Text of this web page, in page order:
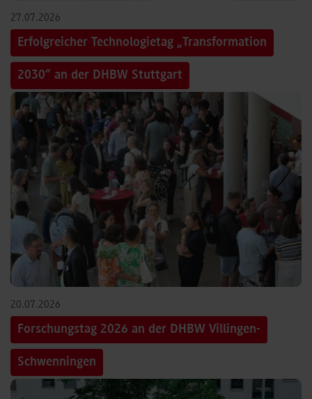
27.07.2026
Erfolgreicher Technologietag „Transformation
2030“ an der DHBW Stuttgart
20.07.2026
Forschungstag 2026 an der DHBW Villingen-
Schwenningen